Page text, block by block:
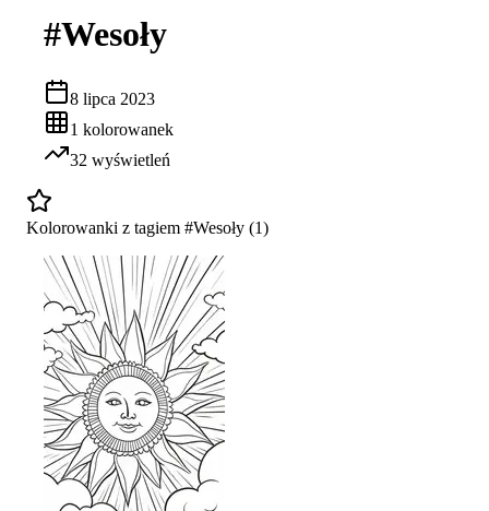
#Wesoły
8 lipca 2023
1 kolorowanek
32 wyświetleń
Kolorowanki z tagiem #Wesoły (1)